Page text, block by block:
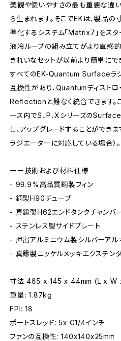
美観や使いやすさの最も重要な違
ら生まれます。そこでEKは、製品
準化するシステム「Matrix7」をスタ
液冷ループの組み立てがより直感
きれいなセットが以前より簡単にで
すべてのEK-Quantum Surfaceラ
互換性があり、Quantumディスト
Reflectionと難なく統合できます。
ース内でS、P、Xシリーズの
し、アップグレードすることができ
ラジエーターに対応している場合）。
ーー技術および材料仕様
- 99.9%高品質銅製フィン
- 銅製H90チューブ
- 真鍮製H62エンドタンクチャンバ
- ステンレス製サイドプレート
- 押出アルミニウム製シルバーアル
- 真鍮製ニッケルメッキエクステン
寸法 465 x 145 x 44mm (L x W
重量: 1.87kg
FPI: 18
ポートスレッド: 5x G1/4インチ
ファンの互換性: 140x140x25mm